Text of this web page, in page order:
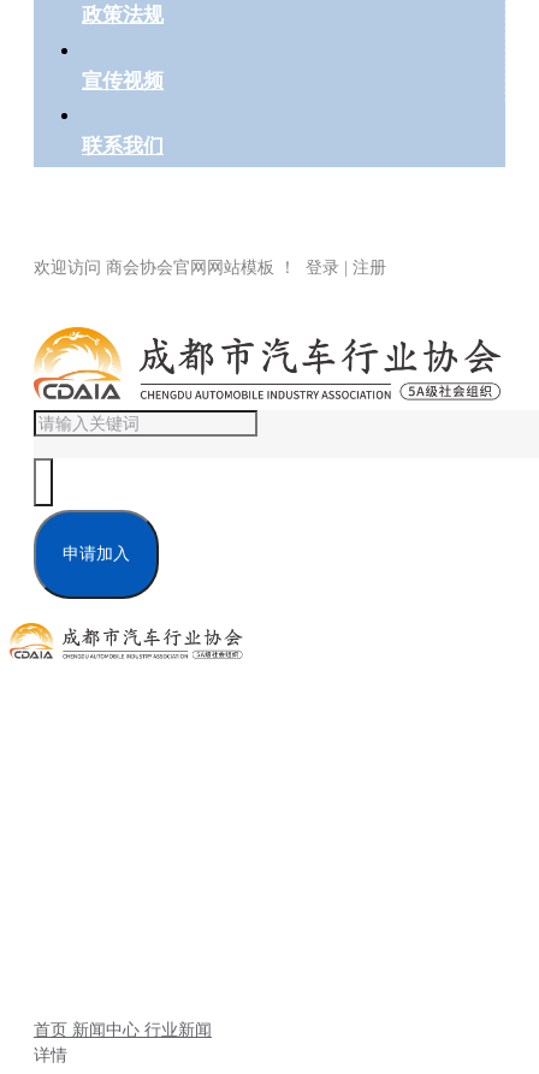
政策法规
宣传视频
联系我们
欢迎访问 商会协会官网网站模板 ！ 登录 | 注册
申请加入
首页 新闻中心 行业新闻
详情